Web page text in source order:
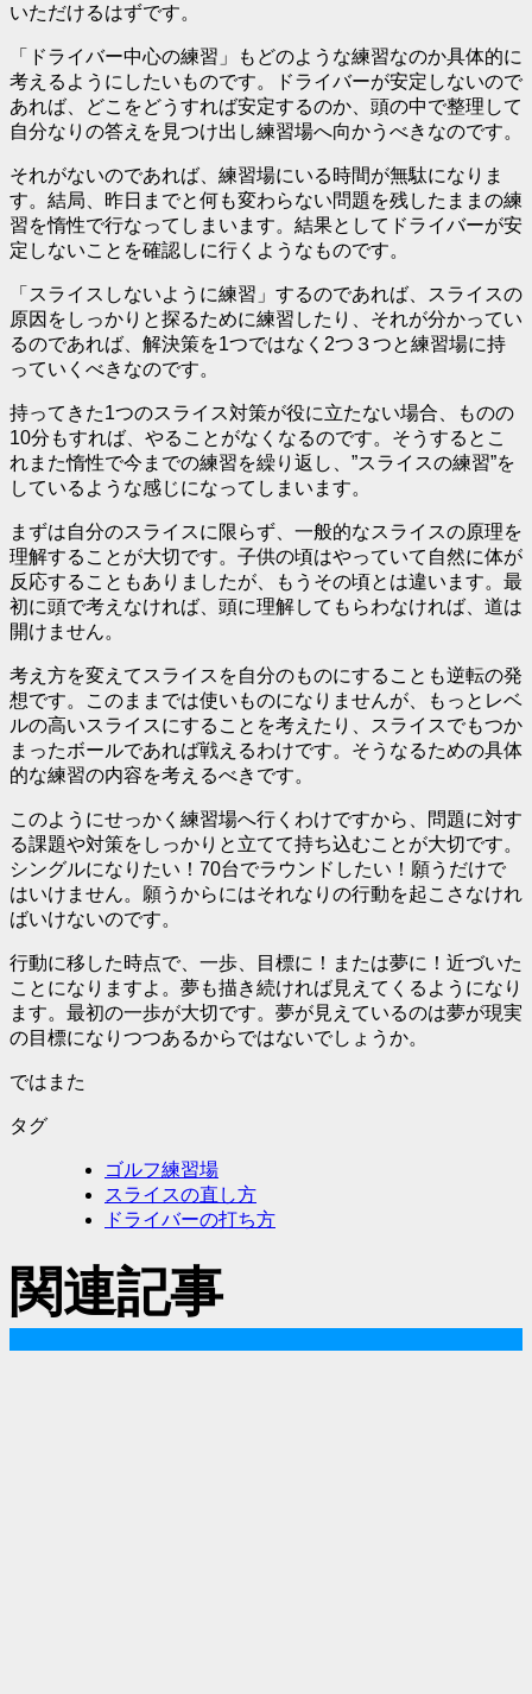
いただけるはずです。
「ドライバー中心の練習」もどのような練習なのか具体的に
考えるようにしたいものです。ドライバーが安定しないので
あれば、どこをどうすれば安定するのか、頭の中で整理して
自分なりの答えを見つけ出し練習場へ向かうべきなのです。
それがないのであれば、 練習場にいる時間が無駄になりま
す。結局、昨日までと何も変わらない問題を残したままの練
習を惰性で行なってしまいます。結果としてドライバーが安
定しないことを確認しに行くようなものです。
「スライスしないように練習」するのであれば、スライスの
原因をしっかりと探るために練習したり、それが分かってい
るのであれば、 解決策を1つではなく2つ３つと練習場に持
っていくべきなのです。
持ってきた1つのスライス対策が役に立たない場合、ものの
10分もすれば、やることがなくなるのです。そうするとこ
れまた惰性で今までの練習を繰り返し、”スライスの練習”を
しているような感じになってしまいます。
まずは自分のスライスに限らず、一般的なスライスの原理を
理解することが大切です。子供の頃はやっていて自然に体が
反応することもありましたが、もうその頃とは違います。最
初に頭で考えなければ、頭に理解してもらわなければ、道は
開けません。
考え方を変えてスライスを自分のものにすることも逆転の発
想です。このままでは使いものになりませんが、もっとレベ
ルの高いスライスにすることを考えたり、スライスでもつか
まったボールであれば戦えるわけです。そうなるための具体
的な練習の内容を考えるべきです。
このようにせっかく練習場へ行くわけですから、問題に対す
る課題や対策をしっかりと立てて持ち込むことが大切です。
シングルになりたい！70台でラウンドしたい！願うだけで
はいけません。願うからにはそれなりの行動を起こさなけれ
ばいけないのです。
行動に移した時点で、 一歩、目標に！または夢に！近づいた
ことになりますよ。夢も描き続ければ見えてくるようになり
ます。最初の一歩が大切です。夢が見えているのは夢が現実
の目標になりつつあるからではないでしょうか。
ではまた
タグ
ゴルフ練習場
スライスの直し方
ドライバーの打ち方
関連記事